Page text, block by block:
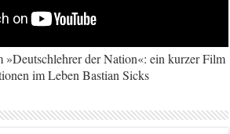
»Deutschlehrer der Nation«: ein kurzer Film
im Leben Bastian Sicks